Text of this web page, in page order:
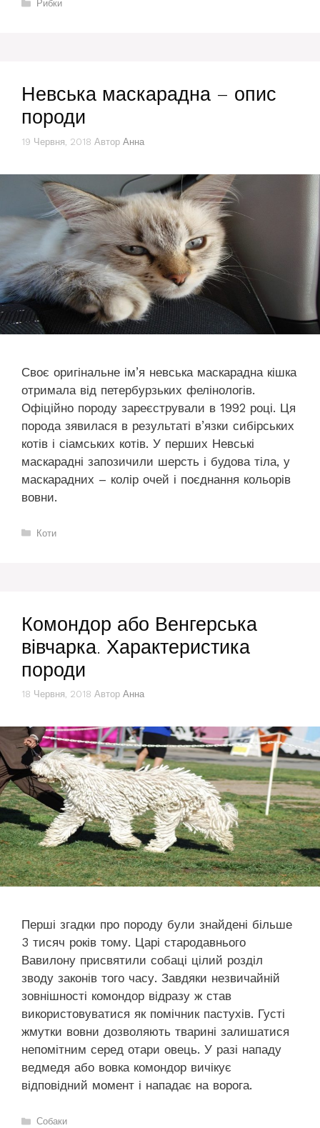
Рибки
Невська маскарадна – опис
породи
19 Червня, 2018 Автор Анна
Своє оригінальне ім’я невська маскарадна кішка
отримала від петербурзьких фелінологів.
Офіційно породу зареєстрували в 1992 році. Ця
порода зявилася в результаті в’язки сибірських
котів і сіамських котів. У перших Невські
маскарадні запозичили шерсть і будова тіла, у
маскарадних – колір очей і поєднання кольорів
вовни.
Категорії
Коти
Комондор або Венгерська
вівчарка. Характеристика
породи
18 Червня, 2018 Автор Анна
Перші згадки про породу були знайдені більше
3 тисяч років тому. Царі стародавнього
Вавилону присвятили собаці цілий розділ
зводу законів того часу. Завдяки незвичайній
зовнішності комондор відразу ж став
використовуватися як помічник пастухів. Густі
жмутки вовни дозволяють тварині залишатися
непомітним серед отари овець. У разі нападу
ведмедя або вовка комондор вичікує
відповідний момент і нападає на ворога.
Категорії
Собаки